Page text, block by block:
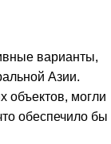
варианты,
Азии.
объектов, могли
обеспечило бы